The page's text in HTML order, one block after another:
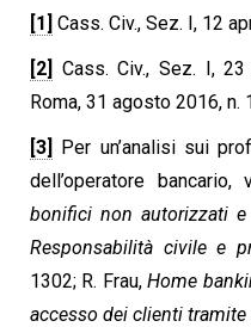
[1] Cass. Civ., Sez. I, 12
[2] Cass. Civ., Sez. I,
Roma, 31 agosto 2016, n.
[3] Per un’analisi sui
dell’operatore bancario,
bonifici non autorizzati
Responsabilità civile e
1302; R. Frau,Home
accesso dei clienti